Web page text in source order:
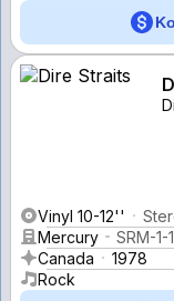
Vinyl 10-12''
Mercury
SRM-1-
Canada
1978
Rock